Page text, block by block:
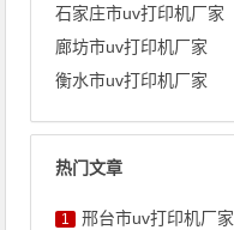
石家庄市uv打印机厂家
廊坊市uv打印机厂家
衡水市uv打印机厂家
热门文章
1 邢台市uv打印机厂家